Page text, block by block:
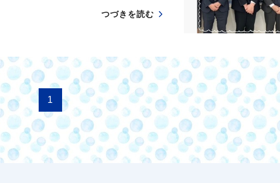
つづきを読む
1